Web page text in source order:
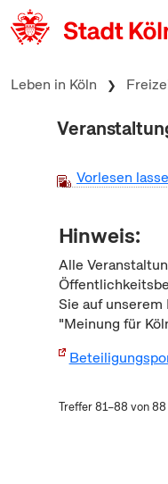
zum Inhalt springen
Leben in Köln
Vorlesen
Hinweis:
Alle
Sie auf
"Meinung für
Treffer 81–88 von 88